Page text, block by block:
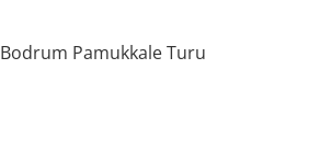
Bodrum Pamukkale Turu